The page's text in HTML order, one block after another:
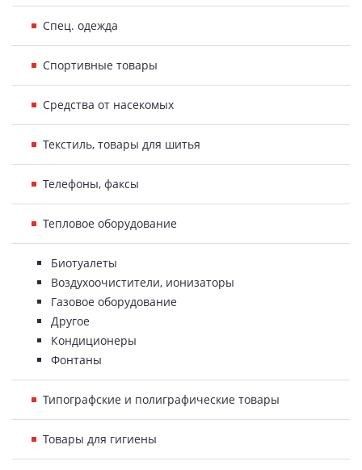
Спец. одежда
Спортивные товары
Средства от насекомых
Текстиль, товары для шитья
Телефоны, факсы
Тепловое оборудование
Биотуалеты
Воздухоочистители, ионизаторы
Газовое оборудование
Другое
Кондиционеры
Фонтаны
Типографские и полиграфические товары
Товары для гигиены